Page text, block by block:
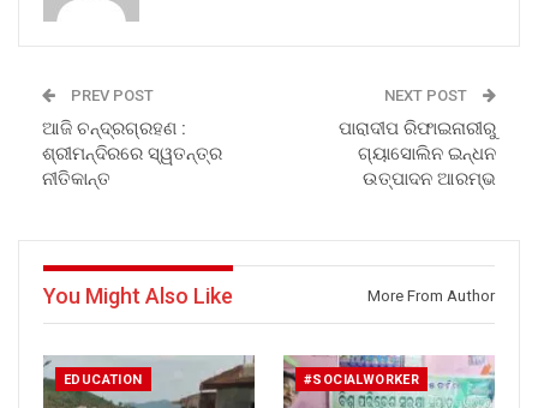
PREV POST
ଆଜି ଚନ୍ଦ୍ରଗ୍ରହଣ :
ଶ୍ରୀମନ୍ଦିରରେ ସ୍ୱତନ୍ତ୍ର
ନୀତିକାନ୍ତ
NEXT POST
ପାରାଦୀପ ରିଫାଇନାରୀରୁ
ଗ୍ୟାସୋଲିନ ଇନ୍ଧନ
ଉତ୍ପାଦନ ଆରମ୍ଭ
You Might Also Like More From Author
EDUCATION #SOCIALWORKER